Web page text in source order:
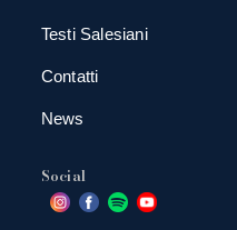
Testi Salesiani
Contatti
News
Social